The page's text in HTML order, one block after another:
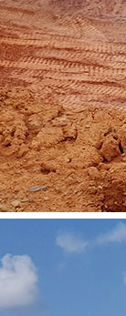
Nieuws
Vacatures
Contact